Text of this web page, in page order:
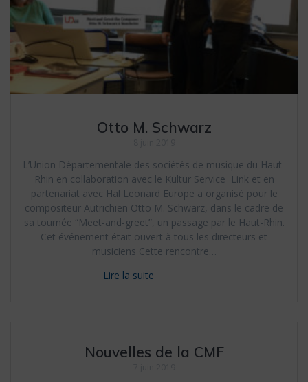
Otto M. Schwarz
L’Union Départementale des sociétés de musique du Haut-
Rhin en collaboration avec le Kultur Service Link et en
partenariat avec Hal Leonard Europe a organisé pour le
compositeur Autrichien Otto M. Schwarz, dans le cadre de
sa tournée “Meet-and-greet”, un passage par le Haut-Rhin.
Cet événement était ouvert à tous les directeurs et
musiciens Cette rencontre…
Nouvelles de la CMF